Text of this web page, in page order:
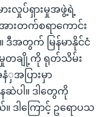
းလှုပ်ရှားမှုအဖွဲ့ရဲ့
ားတက်စရာကောင်း
အတွက် မြန်မာနိုင်ငံ
မှုတချို့ကို ရုတ်သိမ်း
နံှအပြားမှာ
ပါ။ ဒါတွေကို
ဒါကြောင့် ဥရောပသ